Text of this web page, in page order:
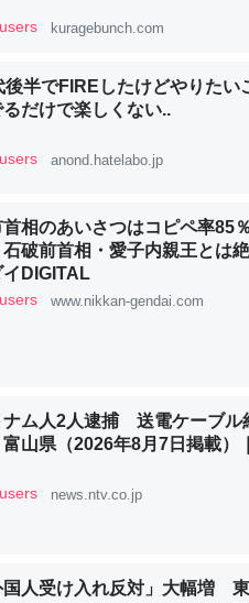
分の1程度。
ュース :: 【研究発表】昆虫学の大問題
では「淡水はカルシウムも酸素
とあって面白い。海にいる鋏角類
ュース :: 【研究発表】昆虫学の大問題
を元に考えるとカルシウムを大
kuragebunch.com
後半でFIREしたけどやりたい
るだけで楽しくない..
anond.hatelabo.jp
首相のあいさつはコピペ率85
石破前首相・愛子内親王とは
イDIGITAL
www.nikkan-gendai.com
ナム人2人逮捕 送電ケーブル
山県（2026年8月7日掲載）
news.ntv.co.jp
国人受け入れ反対」大幅増